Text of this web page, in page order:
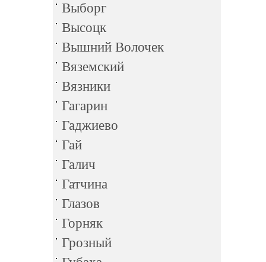
Выборг
Высоцк
Вышний Волочек
Вяземский
Вязники
Гагарин
Гаджиево
Гай
Галич
Гатчина
Глазов
Горняк
Грозный